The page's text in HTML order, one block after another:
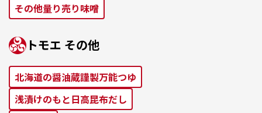
その他量り売り味噌
トモエ その他
北海道の醤油蔵謹製万能つゆ
浅漬けのもと⽇⾼昆布だし